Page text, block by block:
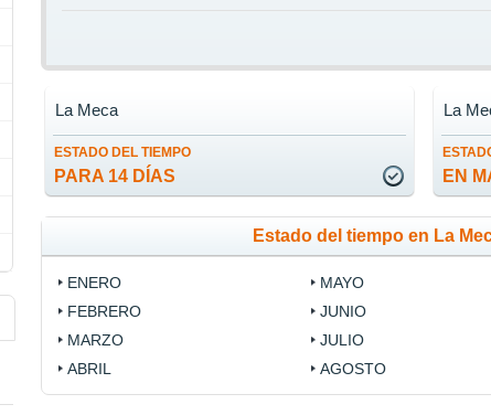
ESTADO DEL TIEMPO
PARA 14 DÍAS
La Meca
EN
La
Estado del tiempo en La
ENERO
FEBRERO
MARZO
ABRIL
MAYO
JUNIO
JULIO
AGOSTO